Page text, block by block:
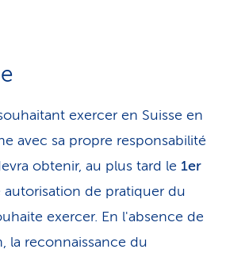
exercer en Suisse en
avec sa propre responsabilité
obtenir, au plus tard le 1er
autorisation de pratiquer du
exercer. En l'absence de
la reconnaissance du